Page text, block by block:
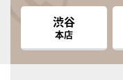
渋谷
本店